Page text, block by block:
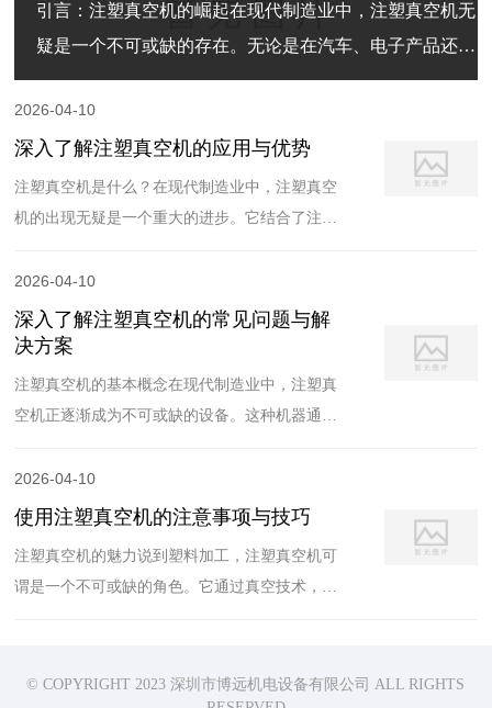
引言：注塑真空机的崛起在现代制造业中，注塑真空机无
疑是一个不可或缺的存在。无论是在汽车、电子产品还是
日用品的生产中，它的应用遍及各个领域。今天，我们就
来聊聊这个神奇设备的工作原理。注塑真空机的基本构造
首先，咱们得了解注塑真空机的基本构造。它主要由注塑
机、真空系统、模具和控制系统组成。注塑机负责将塑料
2026-04-10
深入了解注塑真空机的应用与优势
注塑真空机是什么？在现代制造业中，注塑真空
机的出现无疑是一个重大的进步。它结合了注塑
更快。那么，究竟什么是注塑真空机呢？简单来
说，它是一种通过在注塑过程中引入真空环境，
来减少气泡、提高成型精度的设备。注塑真空机
2026-04-10
深入了解注塑真空机的常见问题与解
决方案
注塑真空机的基本概念在现代制造业中，注塑真
空机正逐渐成为不可或缺的设备。这种机器通过
泡和缺陷的产生。那么，使用注塑真空机时，我
们常常会遇到哪些问题呢？常见问题一：真空度
2026-04-10
使用注塑真空机的注意事项与技巧
注塑真空机的魅力说到塑料加工，注塑真空机可
谓是一个不可或缺的角色。它通过真空技术，助
有几个注意事项您可得留心哦！了解设备的工作
© COPYRIGHT 2023 深圳市博远机电设备有限公司 ALL RIGHTS